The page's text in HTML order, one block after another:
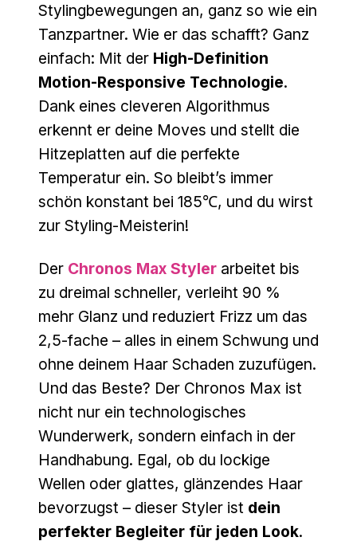
Stylingbewegungen an, ganz so wie ein
Tanzpartner. Wie er das schafft? Ganz
einfach: Mit der High-Definition
Motion-Responsive Technologie.
Dank eines cleveren Algorithmus
erkennt er deine Moves und stellt die
Hitzeplatten auf die perfekte
Temperatur ein. So bleibt’s immer
schön konstant bei 185℃, und du wirst
zur Styling-Meisterin!
Der Chronos Max Styler arbeitet bis
zu dreimal schneller, verleiht 90 %
mehr Glanz und reduziert Frizz um das
2,5-fache – alles in einem Schwung und
ohne deinem Haar Schaden zuzufügen.
Und das Beste? Der Chronos Max ist
nicht nur ein technologisches
Wunderwerk, sondern einfach in der
Handhabung. Egal, ob du lockige
Wellen oder glattes, glänzendes Haar
bevorzugst – dieser Styler ist dein
perfekter Begleiter für jeden Look.